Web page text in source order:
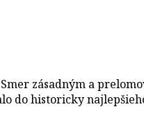
zásadným a
do historicky